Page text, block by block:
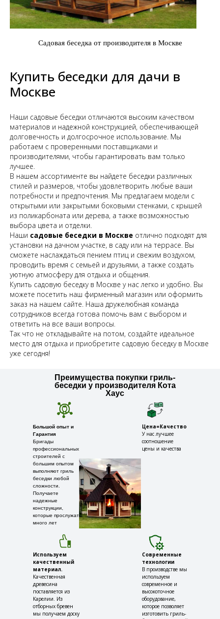
Садовая беседка от производителя в Москве
Купить беседки для дачи в
Москве
Наши садовые беседки отличаются высоким качеством
материалов и надежной конструкцией, обеспечивающей
долговечность и долгосрочное использование. Мы
работаем с проверенными поставщиками и
производителями, чтобы гарантировать вам только
лучшее.
В нашем ассортименте вы найдете беседки различных
стилей и размеров, чтобы удовлетворить любые ваши
потребности и предпочтения. Мы предлагаем модели с
открытыми или закрытыми боковыми стенками, с крышей
из поликарбоната или дерева, а также возможностью
выбора цвета и отделки.
Наши садовые беседки в Москве отлично подходят для
установки на дачном участке, в саду или на террасе. Вы
сможете наслаждаться пением птиц и свежим воздухом,
проводить время с семьей и друзьями, а также создать
уютную атмосферу для отдыха и общения.
Купить садовую беседку в Москве у нас легко и удобно. Вы
можете посетить наш фирменный магазин или оформить
заказ на нашем сайте. Наша дружелюбная команда
сотрудников всегда готова помочь вам с выбором и
ответить на все ваши вопросы.
Так что не откладывайте на потом, создайте идеальное
место для отдыха и приобретите садовую беседку в Москве
уже сегодня!
Преимущества покупки гриль-
беседки у производителя Кота
Хаус
Большой опыт и
Гарантия
Бригады
профессиональных
строителей с
большим опытом
выполняют гриль
беседки любой
сложности.
Получаете
надежные
конструкции,
которые прослужат
много лет
Используем
качественный
материал.
Качественная
древесина
поставляется из
Карелии. Из
отборных бревен
мы получаем доску
Современные
технологии
В производстве мы
используем
современное и
высокоточное
оборудование,
которое позволяет
изготовить гриль-
Цена=Качество
У нас лучшее
соотношение
цены и качества